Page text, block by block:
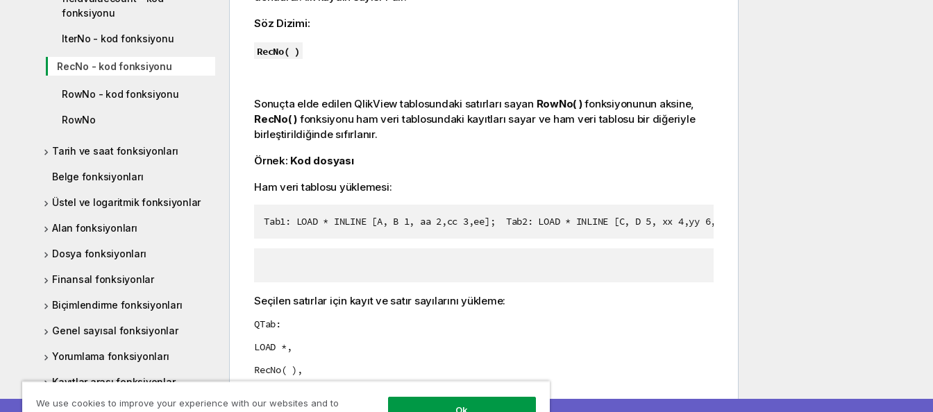
fonksiyonu
IterNo - kod fonksiyonu
RecNo - kod fonksiyonu
RowNo - kod fonksiyonu
RowNo
Tarih ve saat fonksiyonları
Belge fonksiyonları
Üstel ve logaritmik fonksiyonlar
Alan fonksiyonları
Dosya fonksiyonları
Finansal fonksiyonlar
Biçimlendirme fonksiyonları
Genel sayısal fonksiyonlar
Yorumlama fonksiyonları
Kayıtlar arası fonksiyonlar
Mantıksal fonksiyonlar
Söz Dizimi:
RecNo( )
Sonuçta elde edilen QlikViewtablosundaki satırları sayan RowNo( )fonksiyonunun aksine,
RecNo( ) fonksiyonu ham veri tablosundaki kayıtları sayar ve ham veri tablosu bir diğeriyle
birleştirildiğinde sıfırlanır.
Örnek: Kod dosyası
Ham veri tablosu yüklemesi:
Tab1: LOAD * INLINE [A, B 1, aa 2,cc 3,ee];  Tab2: LOAD * INLINE [C, D 5, xx 4,yy 6,zz];
Seçilen satırlar için kayıt ve satır sayılarını yükleme:
QTab:
LOAD *,
RecNo( ),
We use cookies to improve your experience with our websites and to